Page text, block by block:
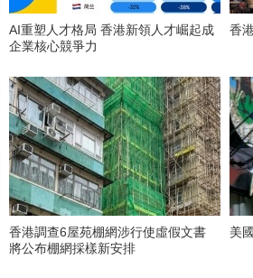
AI重塑人才格局 香港新領人才崛起成
企業核心競爭力
香
香港調查6屋苑棚網涉行使虛假文書
將公布棚網採樣新安排
美